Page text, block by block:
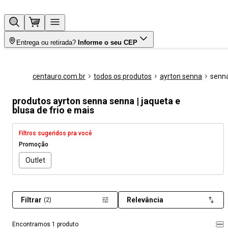
Entrega ou retirada? Informe o seu CEP
centauro.com.br todos os produtos ayrton senna
produtos ayrton senna senna | jaqueta e
blusa de frio e mais
Filtros sugeridos pra você
Promoção
Outlet
Encontramos 1 produto
Filtrar (2) Relevância